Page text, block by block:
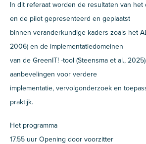
In dit referaat worden de resultaten van het
en de pilot gepresenteerd en geplaatst
binnen veranderkundige kaders zoals het
2006) en de implementatiedomeinen
van de GreenIT! -tool (Steensma et al.,
aanbevelingen voor verdere
implementatie, vervolgonderzoek en
praktijk.
Het programma
17.55 uur Opening door voorzitter